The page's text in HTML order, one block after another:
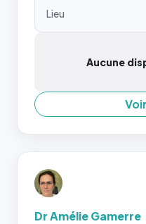
Lieu
Aucune
Dr Amélie Gamerre